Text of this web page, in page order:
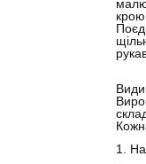
крою
Види
1.